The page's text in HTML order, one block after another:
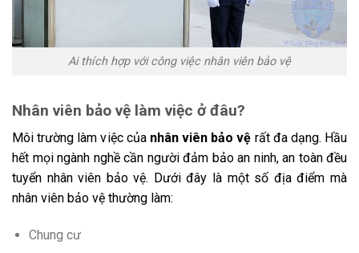
Ai thích hợp với công việc nhân viên bảo vệ
Nhân viên bảo vệ làm việc ở đâu?
Môi trường làm việc của nhân viên bảo vệ rất đa dạng. Hầu
hết mọi ngành nghề cần người đảm bảo an ninh, an toàn đều
tuyển nhân viên bảo vệ. Dưới đây là một số địa điểm mà
nhân viên bảo vệ thường làm:
Chung cư